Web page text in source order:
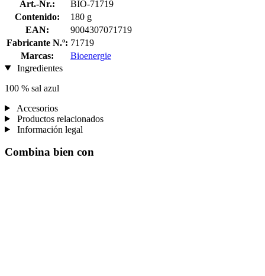
Art.-Nr.:
BIO-71719
Contenido:
180 g
EAN:
9004307071719
Fabricante N.º: 71719
Marcas:
Bioenergie
Ingredientes
100 % sal azul
Accesorios
Productos relacionados
Información legal
Combina bien con